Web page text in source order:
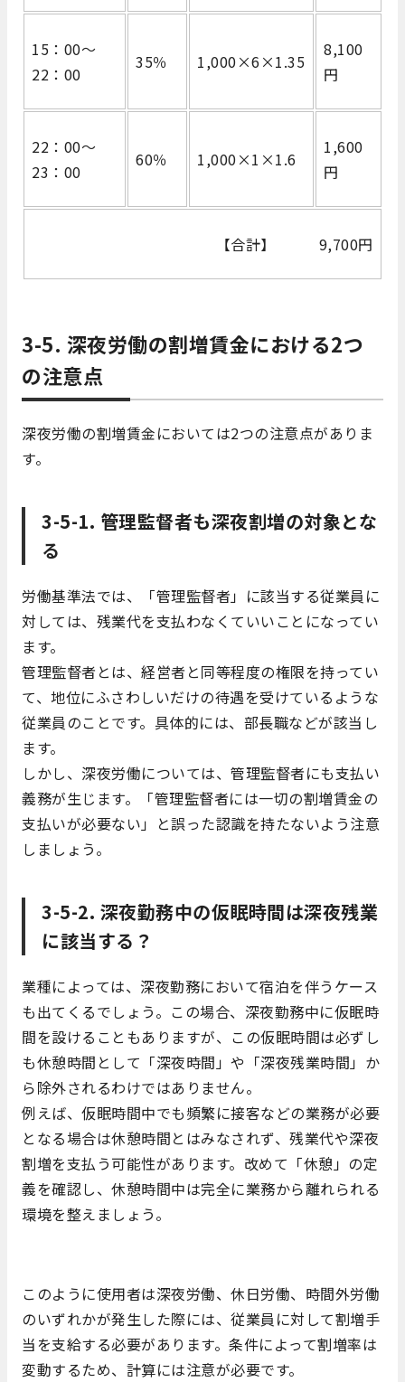
15：00～
22：00
35％ 1,000×6×1.35
8,100
円
22：00～
23：00
60％ 1,000×1×1.6
1,600
円
【合計】 9,700円
3-5. 深夜労働の割増賃金における2つ
の注意点
深夜労働の割増賃金においては2つの注意点がありま
す。
3-5-1. 管理監督者も深夜割増の対象とな
る
労働基準法では、「管理監督者」に該当する従業員に
対しては、残業代を支払わなくていいことになってい
ます。
管理監督者とは、経営者と同等程度の権限を持ってい
て、地位にふさわしいだけの待遇を受けているような
従業員のことです。具体的には、部長職などが該当し
ます。
しかし、深夜労働については、管理監督者にも支払い
義務が生じます。「管理監督者には一切の割増賃金の
支払いが必要ない」と誤った認識を持たないよう注意
しましょう。
3-5-2. 深夜勤務中の仮眠時間は深夜残業
に該当する？
業種によっては、深夜勤務において宿泊を伴うケース
も出てくるでしょう。この場合、深夜勤務中に仮眠時
間を設けることもありますが、この仮眠時間は必ずし
も休憩時間として「深夜時間」や「深夜残業時間」か
ら除外されるわけではありません。
例えば、仮眠時間中でも頻繁に接客などの業務が必要
となる場合は休憩時間とはみなされず、残業代や深夜
割増を支払う可能性があります。改めて「休憩」の定
義を確認し、休憩時間中は完全に業務から離れられる
環境を整えましょう。
このように使用者は深夜労働、休日労働、時間外労働
のいずれかが発生した際には、従業員に対して割増手
当を支給する必要があります。条件によって割増率は
変動するため、計算には注意が必要です。